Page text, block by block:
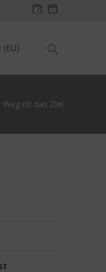
(EU)
Search
Weg ist das Ziel